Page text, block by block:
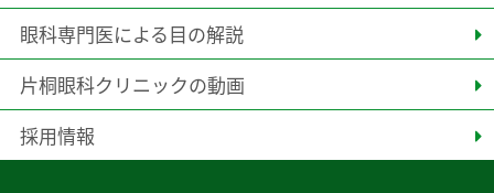
眼科専門医による目の解説
片桐眼科クリニックの動画
採用情報